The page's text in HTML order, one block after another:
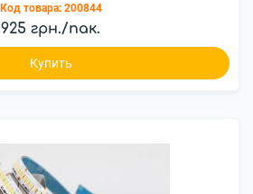
Код товара: 200844
925 грн./пак.
Купить